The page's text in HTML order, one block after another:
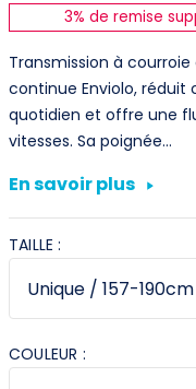
3% de remise
Transmission à
continue Enviolo,
quotidien et offre une
vitesses. Sa poignée…
En savoir plus
TAILLE :
COULEUR :